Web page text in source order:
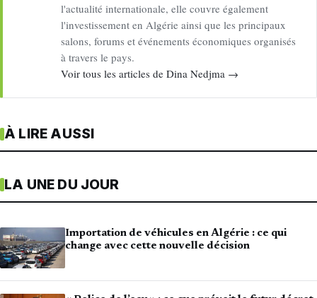
l'actualité internationale, elle couvre également
l'investissement en Algérie ainsi que les principaux
salons, forums et événements économiques organisés
à travers le pays.
Voir tous les articles de Dina Nedjma →
À LIRE AUSSI
LA UNE DU JOUR
Importation de véhicules en Algérie : ce qui
change avec cette nouvelle décision